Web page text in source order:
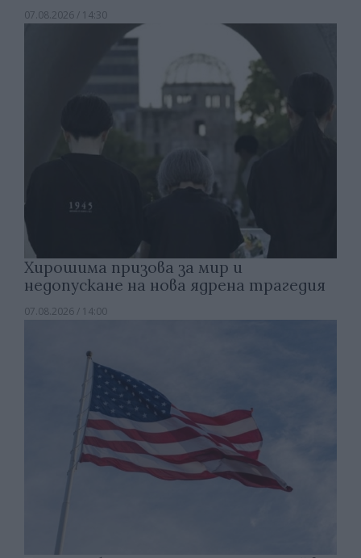
07.08.2026 / 14:30
Хирошима призова за мир и
недопускане на нова ядрена трагедия
07.08.2026 / 14:00